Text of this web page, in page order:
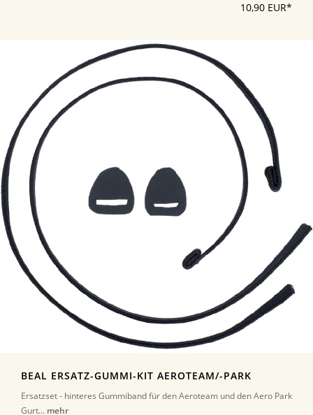
10,90 EUR*
BEAL ERSATZ-GUMMI-KIT AEROTEAM/-PARK
Ersatzset - hinteres Gummiband für den Aeroteam und den Aero Park
Gurt... mehr